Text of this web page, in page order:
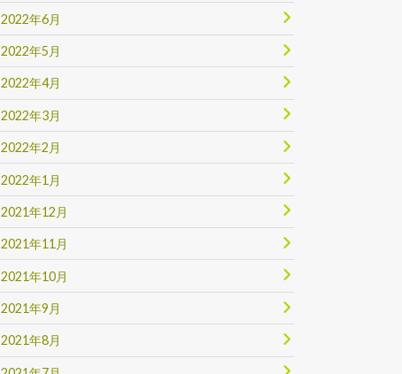
2022年6月
2022年5月
2022年4月
2022年3月
2022年2月
2022年1月
2021年12月
2021年11月
2021年10月
2021年9月
2021年8月